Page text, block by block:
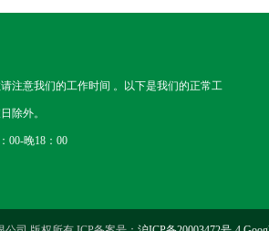
注意我们的工作时间 。以下是我们的正常工
除外。
00-晚18：00